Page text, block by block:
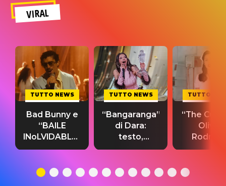
VIRAL
TUTTO NEWS
Bad Bunny e
“BAILE
INoLVIDABLE”:
testo,
significato
TUTTO NEWS
“Bangaranga”
di Dara:
testo,
traduzione e
del singolo
TUTTO
“The
Olivia
testo,